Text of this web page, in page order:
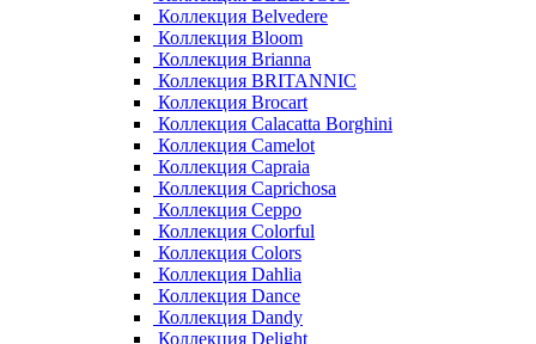
Коллекция Belvedere
Коллекция Bloom
Коллекция Brianna
Коллекция BRITANNIC
Коллекция Brocart
Коллекция Calacatta Borghini
Коллекция Camelot
Коллекция Capraia
Коллекция Caprichosa
Коллекция Ceppo
Коллекция Colorful
Коллекция Colors
Коллекция Dahlia
Коллекция Dance
Коллекция Dandy
Коллекция Delight